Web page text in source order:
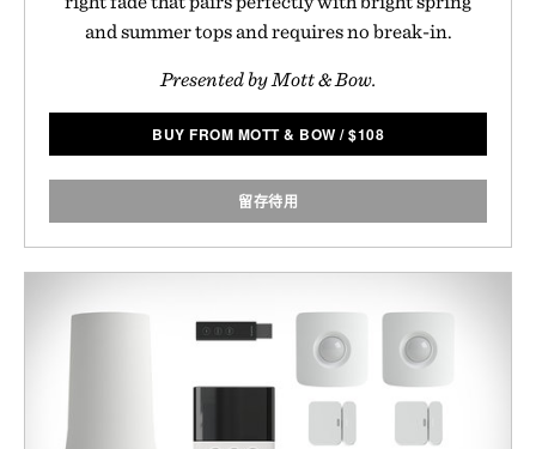
and summer tops and requires no break-in.
Presented by Mott & Bow.
BUY FROM MOTT & BOW /$108
留存待用